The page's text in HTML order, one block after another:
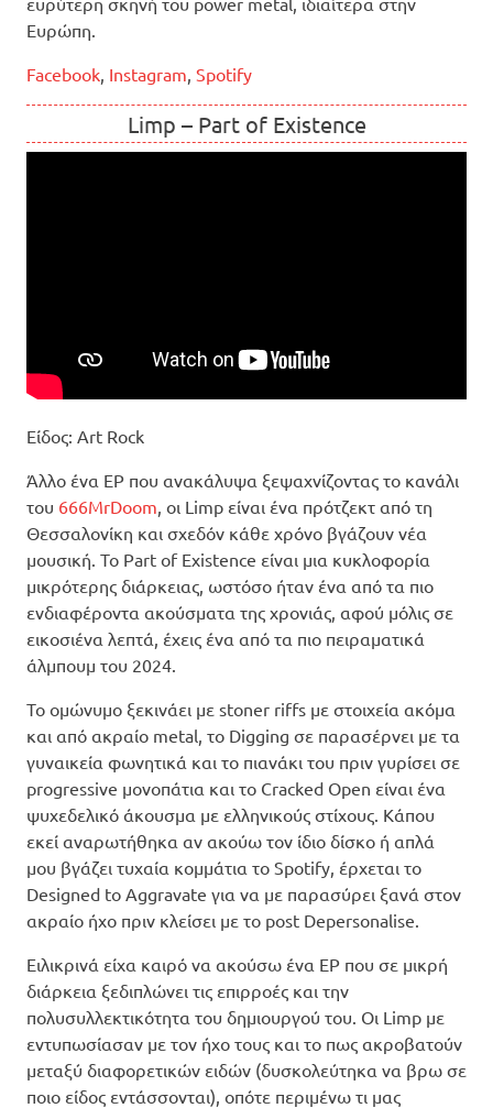
Ευρώπη.
Facebook, Instagram, Spotify
Limp – Part of Existence
Είδος: Art Rock
Άλλο ένα EP που ανακάλυψα ξεψαχνίζοντας το κανάλι
του 666MrDoom , οι Limp είναι ένα πρότζεκτ από τη
Θεσσαλονίκη και σχεδόν κάθε χρόνο βγάζουν νέα
μουσική. Το Part of Existence είναι μια κυκλοφορία
μικρότερης διάρκειας, ωστόσο ήταν ένα από τα πιο
ενδιαφέροντα ακούσματα της χρονιάς, αφού μόλις σε
εικοσιένα λεπτά, έχεις ένα από τα πιο πειραματικά
άλμπουμ του 2024.
Το ομώνυμο ξεκινάει με stoner riffs με στοιχεία ακόμα
και από ακραίο metal, το Digging σε παρασέρνει με τα
γυναικεία φωνητικά και το πιανάκι του πριν γυρίσει σε
progressive μονοπάτια και το Cracked Open είναι ένα
ψυχεδελικό άκουσμα με ελληνικούς στίχους. Κάπου
εκεί αναρωτήθηκα αν ακούω τον ίδιο δίσκο ή απλά
μου βγάζει τυχαία κομμάτια το Spotify, έρχεται το
Designed to Aggravate για να με παρασύρει ξανά στον
ακραίο ήχο πριν κλείσει με το post Depersonalise.
Ειλικρινά είχα καιρό να ακούσω ένα EP που σε μικρή
διάρκεια ξεδιπλώνει τις επιρροές και την
πολυσυλλεκτικότητα του δημιουργού του. Οι Limp με
εντυπωσίασαν με τον ήχο τους και το πως ακροβατούν
μεταξύ διαφορετικών ειδών (δυσκολεύτηκα να βρω σε
ποιο είδος εντάσσονται), οπότε περιμένω τι μας